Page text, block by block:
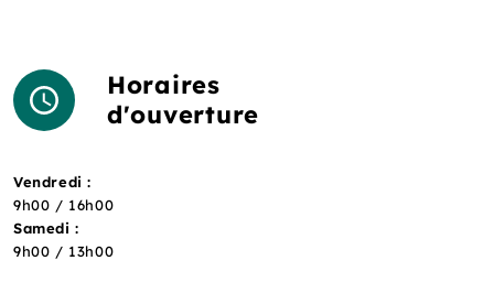
Horaires
d'ouverture
Vendredi :
9h00 / 16h00
Samedi :
9h00 / 13h00